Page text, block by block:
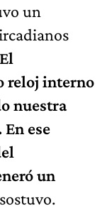
un
El
reloj interno
nuestra
ese
un